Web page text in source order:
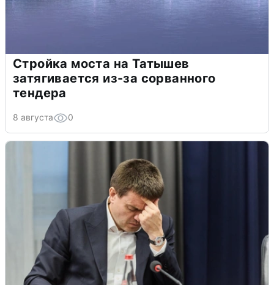
Стройка моста на Татышев
затягивается из-за сорванного
тендера
8 августа 0